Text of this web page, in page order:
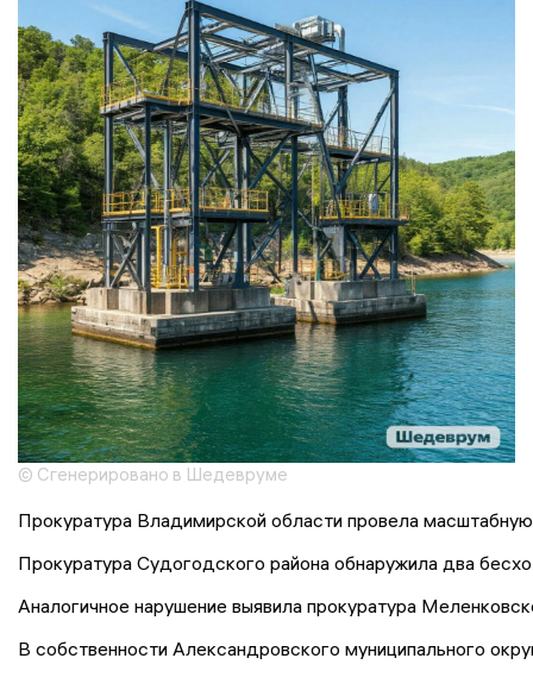
© Сгенерировано в Шедевруме
Прокуратура Владимирской области провела
Прокуратура Судогодского района обнаружила два
Аналогичное нарушение выявила прокуратура
В собственности Александровского муниципального